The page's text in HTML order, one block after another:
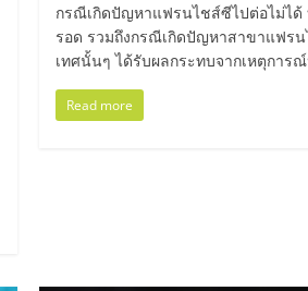
กรณีเกิดปัญหาแฟรนไชส์ซีไปต่อไม่ได้
รอด รวมถึงกรณีเกิดปัญหาสาขาแฟร
เทศนั้นๆ ได้รับผลกระทบจากเหตุการ
Read more